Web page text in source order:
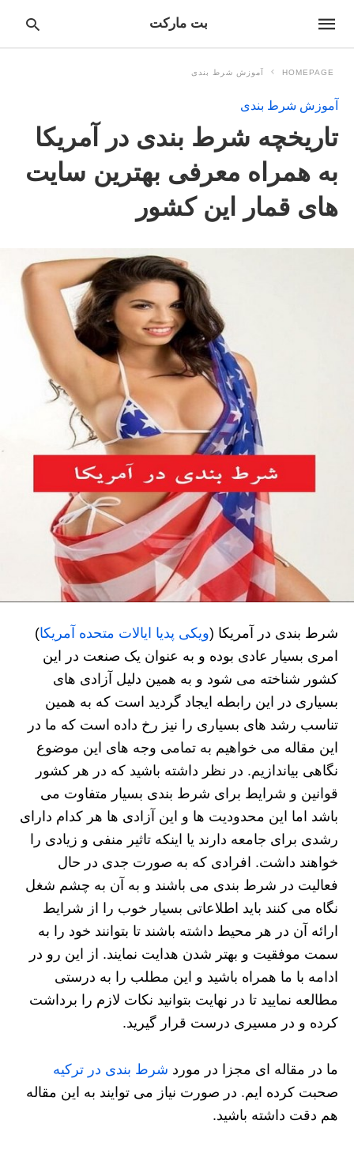
بت مارکت
HOMEPAGE آموزش شرط بندی
آموزش شرط بندی
تاریخچه شرط بندی در آمریکا
به همراه معرفی بهترین سایت
های قمار این کشور
شرط بندی در آمریکا (ویکی پدیا ایالات متحده آمریکا)
امری بسیار عادی بوده و به عنوان یک صنعت در این
کشور شناخته می شود و به همین دلیل آزادی های
بسیاری در این رابطه ایجاد گردید است که به همین
تناسب رشد های بسیاری را نیز رخ داده است که ما در
این مقاله می خواهیم به تمامی وجه های این موضوع
نگاهی بیاندازیم. در نظر داشته باشید که در هر کشور
قوانین و شرایط برای شرط بندی بسیار متفاوت می
باشد اما این محدودیت ها و این آزادی ها هر کدام دارای
رشدی برای جامعه دارند یا اینکه تاثیر منفی و زیادی را
خواهند داشت. افرادی که به صورت جدی در حال
فعالیت در شرط بندی می باشند و به آن به چشم شغل
نگاه می کنند باید اطلاعاتی بسیار خوب را از شرایط
ارائه آن در هر محیط داشته باشند تا بتوانند خود را به
سمت موفقیت و بهتر شدن هدایت نمایند. از این رو در
ادامه با ما همراه باشید و این مطلب را به درستی
مطالعه نمایید تا در نهایت بتوانید نکات لازم را برداشت
کرده و در مسیری درست قرار گیرید.
ما در مقاله ای مجزا در مورد شرط بندی در ترکیه
صحبت کرده ایم. در صورت نیاز می توایند به این مقاله
هم دقت داشته باشید.